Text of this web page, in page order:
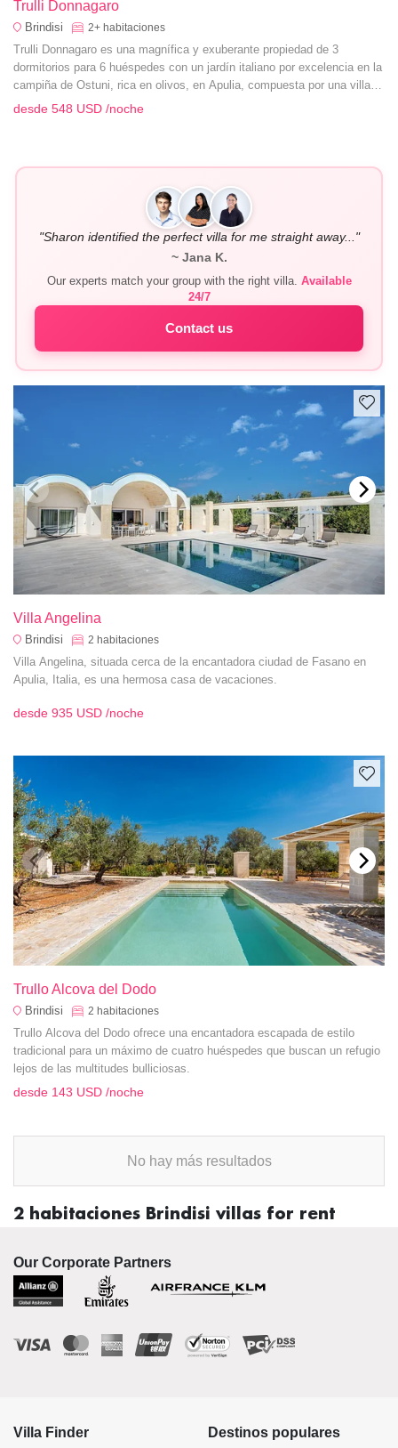
Trulli Donnagaro
Brindisi 2+ habitaciones
Trulli Donnagaro es una magnífica y exuberante propiedad de 3
dormitorios para 6 huéspedes con un jardín italiano por excelencia en la
campiña de Ostuni, rica en olivos, en Apulia, compuesta por una villa
principal y un trullo tradicional.
desde 548 USD /noche
"Sharon identified the perfect villa for me straight away..."
~ Jana K.
Our experts match your group with the right villa. Available
24/7
Contact us
Villa Angelina
Brindisi 2 habitaciones
Villa Angelina, situada cerca de la encantadora ciudad de Fasano en
Apulia, Italia, es una hermosa casa de vacaciones.
desde 935 USD /noche
Trullo Alcova del Dodo
Brindisi 2 habitaciones
Trullo Alcova del Dodo ofrece una encantadora escapada de estilo
tradicional para un máximo de cuatro huéspedes que buscan un refugio
lejos de las multitudes bulliciosas.
desde 143 USD /noche
No hay más resultados
2 habitaciones Brindisi villas for rent
Our Corporate Partners
Villa Finder Destinos populares